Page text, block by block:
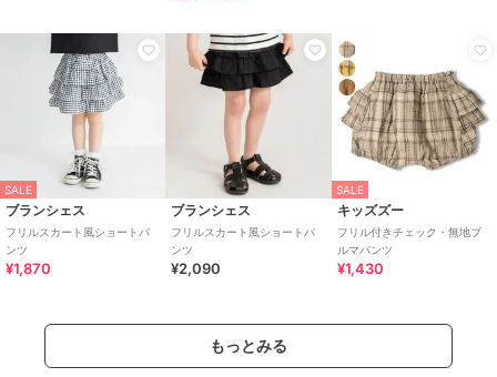
SALE
ブランシェス
フリルスカート風ショートパ
ンツ
¥1,870
ブランシェス
フリルスカート風ショートパ
ンツ
¥2,090
SALE
キッズズー
フリル付きチェック・無地ブ
ルマパンツ
¥1,430
もっとみる